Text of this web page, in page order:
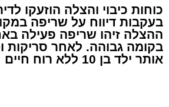
כוחות כיבוי והצלה הוזעקו
בעקבות דיווח על שריפה
ההצלה זיהו שריפה פעילה
בקומה גבוהה. לאחר סריקות
אותר ילד בן 10 ללא רוח חיים